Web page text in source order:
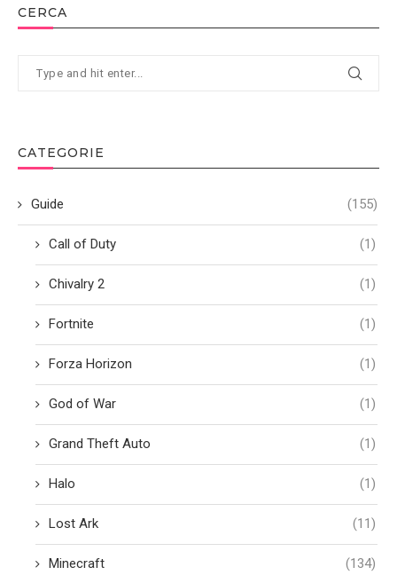
CERCA
CATEGORIE
Guide (155)
Call of Duty (1)
Chivalry 2 (1)
Fortnite (1)
Forza Horizon (1)
God of War (1)
Grand Theft Auto (1)
Halo (1)
Lost Ark (11)
Minecraft (134)